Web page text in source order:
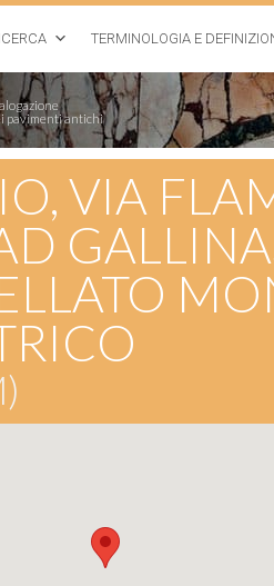
TERMINOLOGIA E
pavimenti antichi
VIA